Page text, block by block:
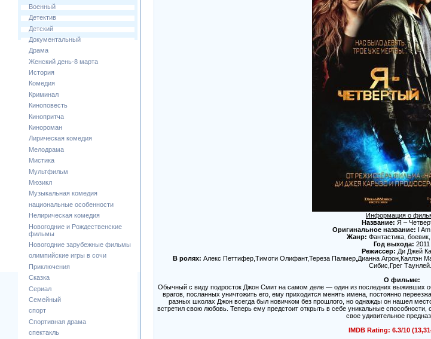
Военный
Детектив
Детский
Документальный
Драма
Женский день-8 марта
История
Комедия
Криминал
Киноповесть
Кинопритча
Кинороман
Лирическая комедия
Мелодрама
Мистика
Мультфильм
Мюзикл
Музыкальная комедия
национальные особенности
Нелирическая комедия
Новогодние и Рождественские
фильмы
Новогодние зарубежные фильмы
олимпийские игры в сочи
Приключения
Сказка
Сериал
Семейный
спорт
Спортивная драма
спектакль
Информация о
Название: Я –
Оригинальное название: I
Жанр: Фантастика,
Год выхода: 2011
Режиссер: Ди Джей
В ролях: Алекс Петтифер,Тимоти Олифант,Тереза Палмер,Дианна
Сибис,Грег Таунлей...
О фильме:
Обычный с виду подросток Джон Смит на самом деле — один из последних выживших
врагов, посланных уничтожить его, ему приходится менять имена, постоянно
разных школах Джон всегда был новичком без прошлого, но однажды он нашел
встретил свою любовь. Теперь ему предстоит открыть в себе уникальные
свое удивительное
IMDB Rating: 6.3/10